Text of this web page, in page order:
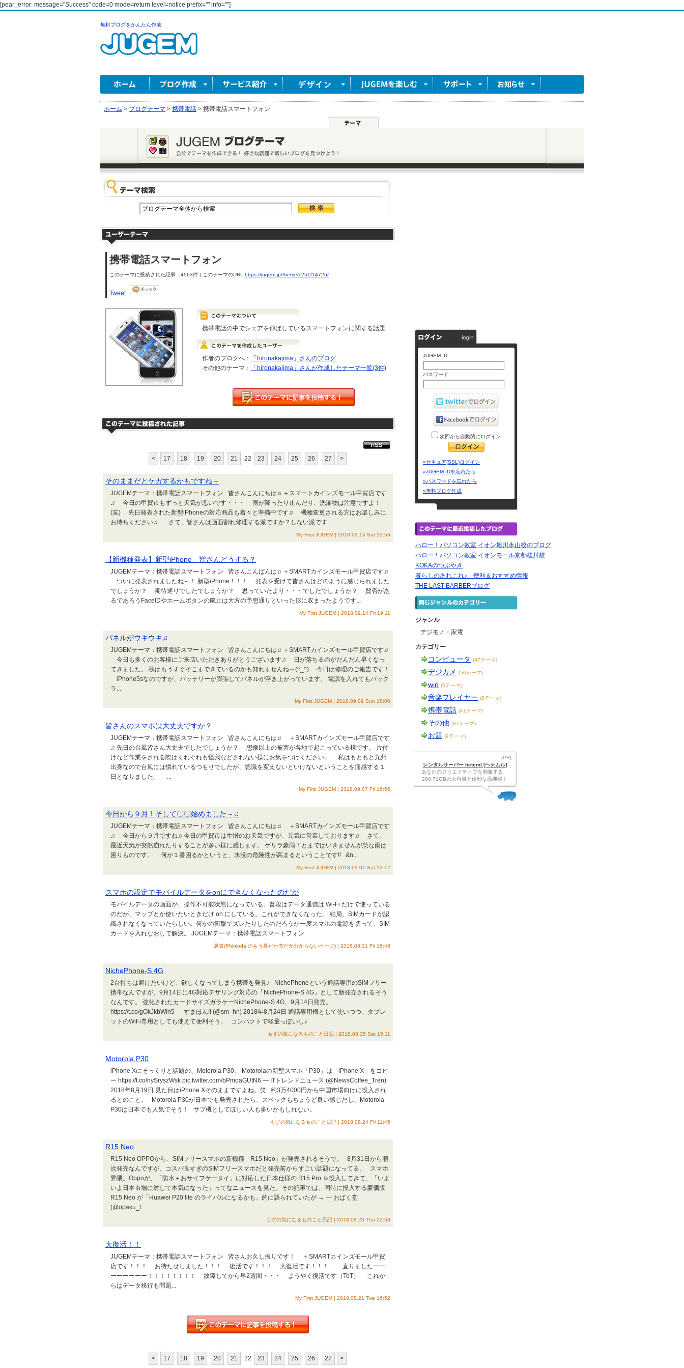
[pear_error: message="Success" code=0 mode=return level=notice prefix="" info=""]
無料ブログをかんたん作成
ホーム > ブログテーマ > 携帯電話 > 携帯電話スマートフォン
携帯電話スマートフォン
このテーマに投稿された記事：4963件 | このテーマのURL:https://jugem.jp/theme/c251/14726/
Tweet
携帯電話の中でシェアを伸ばしているスマートフォンに関する話題
作者のブログへ：
「hironakajima」さんのブログ
その他のテーマ：
「hironakajima」さんが作成したテーマ一覧(3件)
< 17 18 19 20 21 22 23 24 25 26 27 >
そのままだとケガするかもですね～
JUGEMテーマ：携帯電話スマートフォン 皆さんこんにちは♫ ＋スマートカインズモール甲賀店です
♫ 今日の甲賀市もずっと天気が悪いです・・・ 雨が降ったり止んだり、洗濯物は注意ですよ！
(笑) 先日発表された新型iPhoneの対応商品も着々と準備中です♫ 機種変更される方はお楽しみに
お待ちください♫ さて、皆さんは画面割れ修理する派ですか？しない派です...
My First JUGEM | 2018.09.15 Sat 13:56
【新機種発表】新型iPhone、皆さんどうする？
JUGEMテーマ：携帯電話スマートフォン 皆さんこんばんは♫ ＋SMARTカインズモール甲賀店です♫
ついに発表されましたね～！ 新型iPhone！！！ 発表を受けて皆さんはどのように感じられました
でしょうか？ 期待通りでしたでしょうか？ 思っていたより・・・でしたでしょうか？ 賛否があ
るであろうFaceIDやホームボタンの廃止は大方の予想通りといった形に収まったようです...
My First JUGEM | 2018.09.14 Fri 19:11
パネルがウキウキ♫
JUGEMテーマ：携帯電話スマートフォン 皆さんこんにちは♫ ＋SMARTカインズモール甲賀店です♫
今日も多くのお客様にご来店いただきありがとうございます♫ 日が落ちるのがだんだん早くなっ
てきました。 秋はもうすぐそこまできているのかも知れませんね～(^_^) 今日は修理のご報告です！
iPhone5sなのですが、バッテリーが膨張してパネルが浮き上がっています。 電源を入れてもバック
ラ...
My First JUGEM | 2018.09.09 Sun 18:00
皆さんのスマホは大丈夫ですか？
JUGEMテーマ：携帯電話スマートフォン 皆さんこんにちは♫ ＋SMARTカインズモール甲賀店です
♫ 先日の台風皆さん大丈夫でしたでしょうか？ 想像以上の被害が各地で起こっている様です。 片付
けなど作業をされる際はくれぐれも怪我などされない様にお気をつけください。 私はもともと九州
出身なので台風には慣れているつもりでしたが、認識を変えないといけないということを痛感する１
日となりました。 ...
My First JUGEM | 2018.09.07 Fri 16:55
今日から９月！そして〇〇始めました～♫
JUGEMテーマ：携帯電話スマートフォン 皆さんこんにちは♫ ＋SMARTカインズモール甲賀店です
♫ 今日から９月ですね♫ 今日の甲賀市は生憎のお天気ですが、元気に営業しております♫ さて、
最近天気が突然崩れたりすることが多い様に感じます。 ゲリラ豪雨！とまではいきませんが急な雨は
困りものです。 何が１番困るかというと、水没の危険性が高まるということです‼ &n...
My First JUGEM | 2018.09.01 Sat 13:12
スマホの設定でモバイルデータをonにできなくなったのだが
モバイルデータの画面が、操作不可能状態になっている。普段はデータ通信は Wi-Fi だけで使っている
のだが、マップとか使いたいときだけ on にしている。これができなくなった。 結局、SIMカードが認
識されなくなっていたらしい。何かの衝撃でズレたりしたのだろうか一度スマホの電源を切って、SIM
カードを入れなおして解決。 JUGEMテーマ：携帯電話スマートフォン
裏表(Phinloda のもう裏だか表だか分からないページ) | 2018.08.31 Fri 16:48
NichePhone-S 4G
2台持ちは避けたいけど、欲しくなってしまう携帯を発見♪ NichePhoneという通話専用のSIMフリー
携帯なんですが、9月14日に4G対応テザリング対応の「NichePhone-S 4G」として新発売されるそう
なんです。 強化されたカードサイズガラケーNichePhone-S 4G、9月14日発売。
https://t.co/gOkJkbWIn5 — すまほん!! (@sm_hn) 2018年8月24日 通話専用機として使いつつ、タブレ
ットのWiFi専用としても使えて便利そう。 コンパクトで軽量っぽいし♪
もずの気になるものこと日記 | 2018.08.25 Sat 15:11
Motorola P30
iPhone Xにそっくりと話題の、Motorola P30。 Motorolaの新型スマホ「P30」は「iPhone X」をコピ
ー https://t.co/hySryszWsk pic.twitter.com/bPmoaGUtN6 — ITトレンドニュース (@NewsCoffee_Tren)
2018年8月19日 見た目はiPhone Xそのままですよね。笑 約3万4000円から中国市場向けに投入され
るとのこと。 Motorola P30が日本でも発売されたら、スペックもちょうど良い感じだし、Motorola
P30は日本でも人気でそう！ サブ機としてほしい人も多いかもしれない。
もずの気になるものこと日記 | 2018.08.24 Fri 11:45
R15 Neo
R15 Neo OPPOから、SIMフリースマホの新機種「R15 Neo」が発売されるそうで。 8月31日から順
次発売なんですが、コスパ良すぎのSIMフリースマホだと発売前からすごい話題になってる。 スマホ
界隈。Oppoが、「防水＋おサイフケータイ」に対応した日本仕様の R15 Pro を投入してきて、「いよ
いよ日本市場に対して本気になった」ってなニュースを見た。その記事では、同時に投入する廉価版
R15 Neo が「Huawei P20 lite のライバルになるかも」的に語られていたが → — おぱく堂
(@opaku_t...
もずの気になるものこと日記 | 2018.08.23 Thu 22:53
大復活！！
JUGEMテーマ：携帯電話スマートフォン 皆さんお久し振りです！ ＋SMARTカインズモール甲賀
店です！！！ お待たせしました！！！ 復活です！！！ 大復活です！！！ 直りましたーー
ーーーーーー！！！！！！！！ 故障してから早2週間・・・ ようやく復活です（ToT） これか
らはデータ移行も問題...
My First JUGEM | 2018.08.21 Tue 16:52
< 17 18 19 20 21 22 23 24 25 26 27 >
JUGEM ID
パスワード
次回から自動的にログイン
»セキュア(SSL)ログイン
»JUGEM IDを忘れたら
»パスワードを忘れたら
»無料ブログ作成
ハロー！パソコン教室 イオン旭川永山校のブログ
ハロー！パソコン教室 イオンモール京都桂川校
KOKAのつぶやき
暮らしのあれこれ♪ 便利＆おすすめ情報
THE LAST BARBERブログ
ジャンル
デジモノ・家電
カテゴリー
コンピュータ (87テーマ)
デジカメ (50テーマ)
win (5テーマ)
音楽プレイヤー (8テーマ)
携帯電話 (41テーマ)
その他 (87テーマ)
お題 (9テーマ)
[PR]
レンタルサーバー heteml [ヘテムル]
あなたのクリエイティブを刺激する、
200.71GBの大容量と便利な高機能！